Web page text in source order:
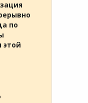
по
этой